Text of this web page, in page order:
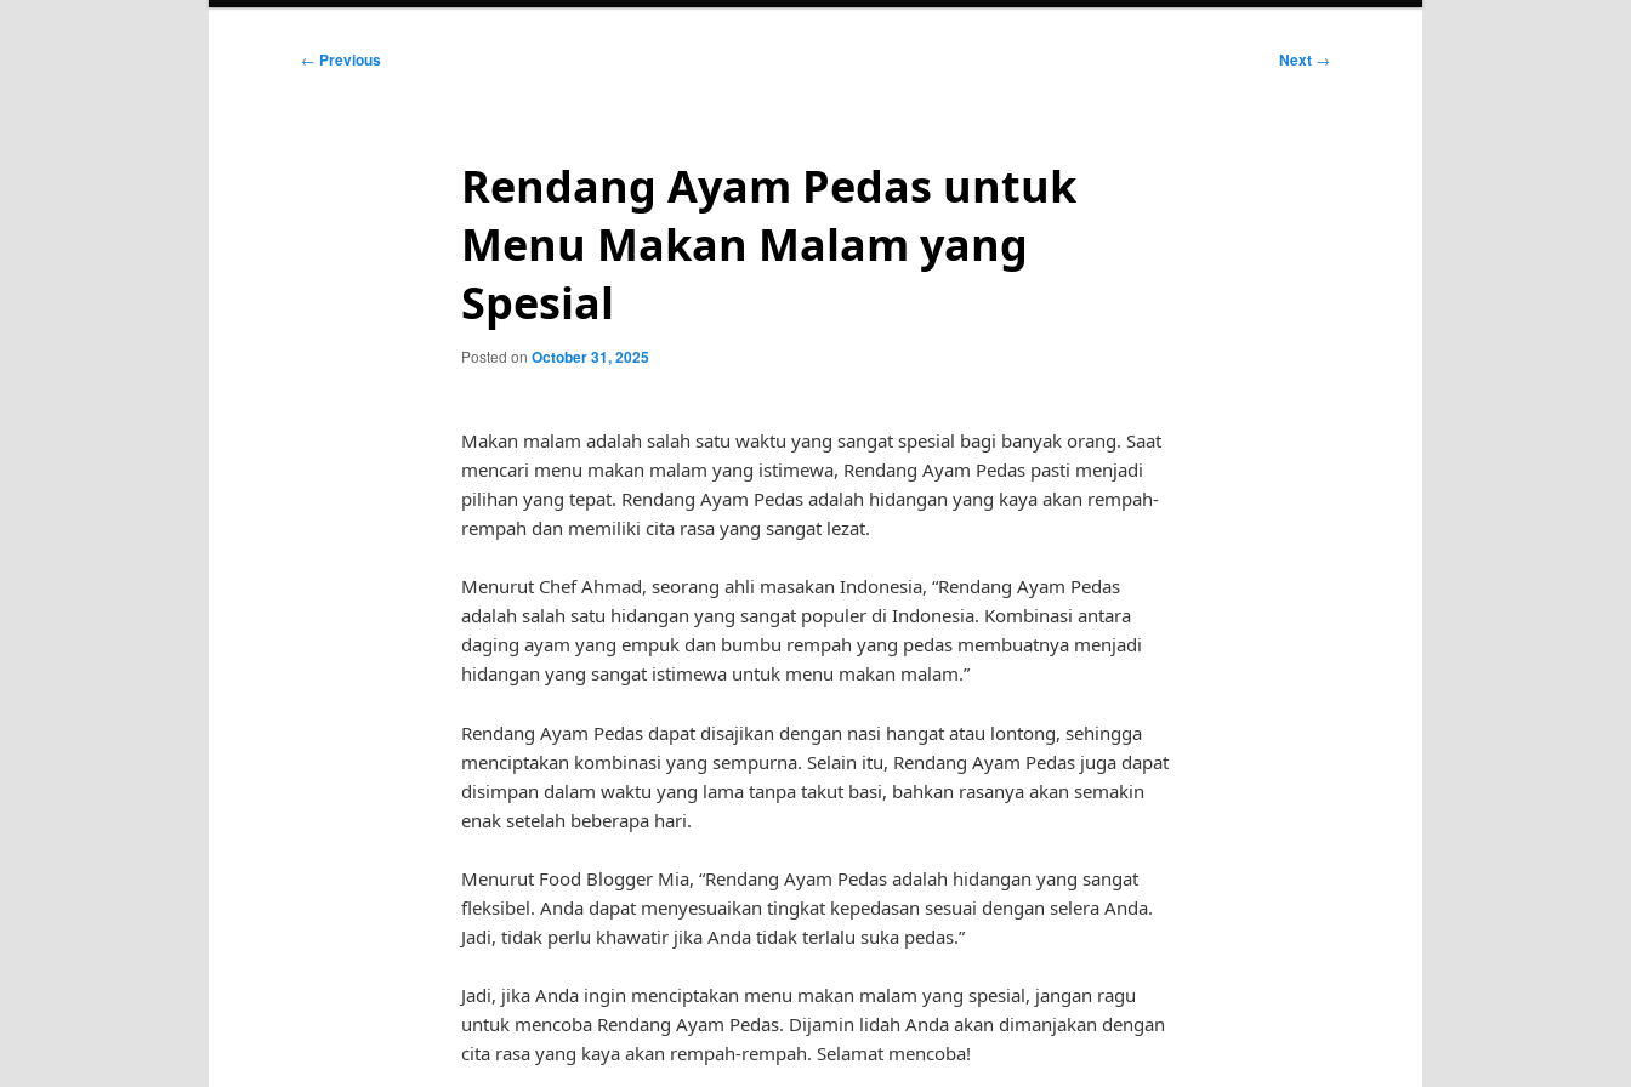
Post
← Previous Next →
Rendang Ayam Pedas untuk
Menu Makan Malam yang
Spesial
Posted on October 31, 2025
Makan malam adalah salah satu waktu yang sangat spesial bagi banyak orang. Saat
mencari menu makan malam yang istimewa, Rendang Ayam Pedas pasti menjadi
pilihan yang tepat. Rendang Ayam Pedas adalah hidangan yang kaya akan rempah-
rempah dan memiliki cita rasa yang sangat lezat.
Menurut Chef Ahmad, seorang ahli masakan Indonesia, “Rendang Ayam Pedas
adalah salah satu hidangan yang sangat populer di Indonesia. Kombinasi antara
daging ayam yang empuk dan bumbu rempah yang pedas membuatnya menjadi
hidangan yang sangat istimewa untuk menu makan malam.”
Rendang Ayam Pedas dapat disajikan dengan nasi hangat atau lontong, sehingga
menciptakan kombinasi yang sempurna. Selain itu, Rendang Ayam Pedas juga dapat
disimpan dalam waktu yang lama tanpa takut basi, bahkan rasanya akan semakin
enak setelah beberapa hari.
Menurut Food Blogger Mia, “Rendang Ayam Pedas adalah hidangan yang sangat
fleksibel. Anda dapat menyesuaikan tingkat kepedasan sesuai dengan selera Anda.
Jadi, tidak perlu khawatir jika Anda tidak terlalu suka pedas.”
Jadi, jika Anda ingin menciptakan menu makan malam yang spesial, jangan ragu
untuk mencoba Rendang Ayam Pedas. Dijamin lidah Anda akan dimanjakan dengan
cita rasa yang kaya akan rempah-rempah. Selamat mencoba!